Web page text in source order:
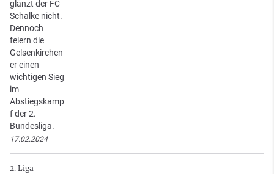
glänzt der FC
Schalke nicht.
Dennoch
feiern die
Gelsenkirchen
er einen
wichtigen Sieg
im
Abstiegskamp
f der 2.
Bundesliga.
17.02.2024
2. Liga